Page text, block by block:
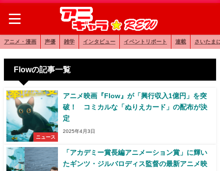
アニメ・漫画 声優 雑学 インタビュー イベントリポート 連載 さいたま
Flowの記事一覧
ニュース
アニメ映画『Flow』が「興行収入1億円」を突
破！ コミカルな「ぬりえカード」の配布が決
定
2025年4月3日
「アカデミー賞長編アニメーション賞」に輝い
たギンツ・ジルバロディス監督の最新アニメ映